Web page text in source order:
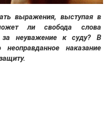
выражения, выступая в
ли свобода слова
за неуважение к суду? В
неоправданное наказание